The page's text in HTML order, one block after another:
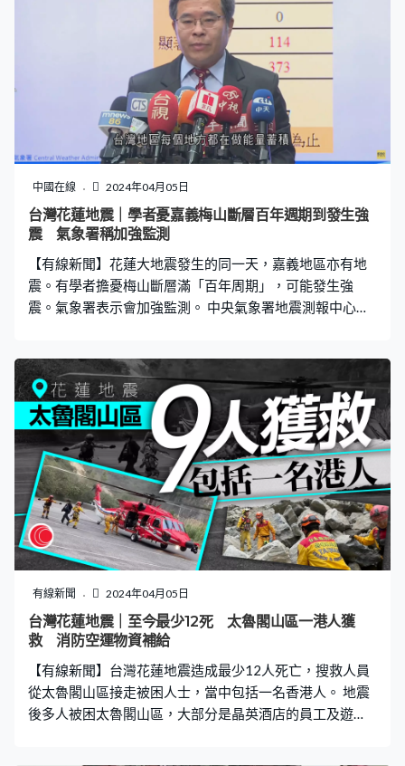
已經第一時間逃出天王星大樓。閉路電視片段顯示，在地
震發生後13分鐘，她徒步從側門走進天王星大樓，疑為了
救出家中的愛貓，她進入大樓短短數十秒，大樓就因餘震
崩塌，她亦因此被困，被發現時已經罹難。搜救人員當時
在大樓1樓入口發現到康老師的頭髮，再發現她被壓住身
體，已無呼吸心跳。最終花了逾5小時挖掘，才將她的遺體
移出，過程中搜救人員不斷喊「小姐，帶你回家了。」 該
校輔導主任蘇延任形容，康老師是重視生命的人，指她生
前經常向一名退休教師買有機蔬菜，即使看見菜蟲不會沖
洗，「一隻隻挑出來放進盒子，再帶到校園綠地放生…… 她
連菜蟲也非常在意，所以看到她為了她家的貓咪，又回去
他續指：「人生就是這樣，很難
中國在線 2024年04月05日
台灣花蓮地震｜學者憂嘉義梅山斷層百年週期到發生強
震 氣象署稱加強監測
【有線新聞】花蓮大地震發生的同一天，嘉義地區亦有地
震。有學者擔憂梅山斷層滿「百年周期」，可能發生強
震。氣象署表示會加強監測。 中央氣象署地震測報中心主
講的，台灣地區每個地方都在做能量蓄積，然後做一個釋
放，所以隨時有可能發生地震。最近的話，如果短時間來
看是比較頻繁，如果你再從一個月來看，當然要從長時間
來看，很多媒體或大眾關切梅山斷層一個狀況，這是我們
還在加強監測部分，因為梅山斷層從1906年錯動，到今天
已經120多年，這個能量累積狀況是有需要去注意的。」
有線新聞 2024年04月05日
台灣花蓮地震｜至今最少12死 太魯閣山區一港人獲
救 消防空運物資補給
【有線新聞】台灣花蓮地震造成最少12人死亡，搜救人員
從太魯閣山區接走被困人士，當中包括一名香港人。 地震
後多人被困太魯閣山區，大部分是晶英酒店的員工及遊